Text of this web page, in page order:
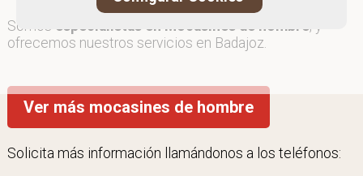
Somos especialistas en Mocasines de hombre, y
ofrecemos nuestros servicios en Badajoz.
Ver más mocasines de hombre
Solicita más información llamándonos a los teléfonos: